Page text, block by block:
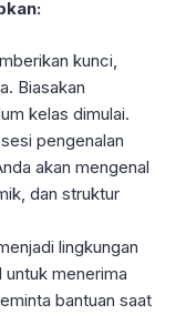
kunci,
Biasakan
kelas dimulai.
pengenalan
akan mengenal
dan struktur
lingkungan
menerima
bantuan saat